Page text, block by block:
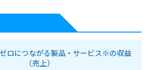
ロにつながる製品・サービス※の収益
（売上）